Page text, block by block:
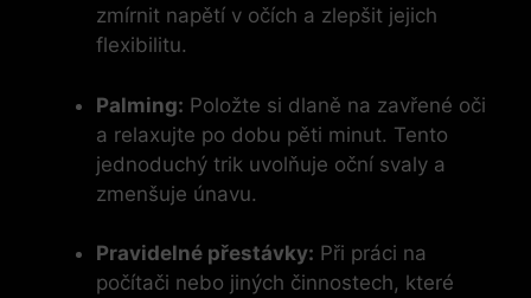
zmírnit napětí v očích a zlepšit jejich
flexibilitu.
Palming: Položte si dlaně na zavřené oči
a relaxujte po dobu pěti minut. Tento
jednoduchý trik uvolňuje oční svaly a
zmenšuje únavu.
Pravidelné přestávky: Při práci na
počítači nebo jiných činnostech, které